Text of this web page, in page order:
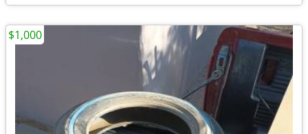
$1,000